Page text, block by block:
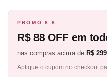
PROMO 8.8
R$ 88 OFF em
nas compras acima de R$ 299
Aplique o cupom no checkout